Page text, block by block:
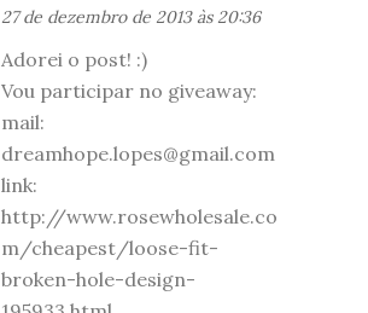
27 de dezembro de 2013 às 20:36
Adorei o post! :)
Vou participar no giveaway:
mail:
dreamhope.lopes@gmail.com
link:
http://www.rosewholesale.co
m/cheapest/loose-fit-
broken-hole-design-